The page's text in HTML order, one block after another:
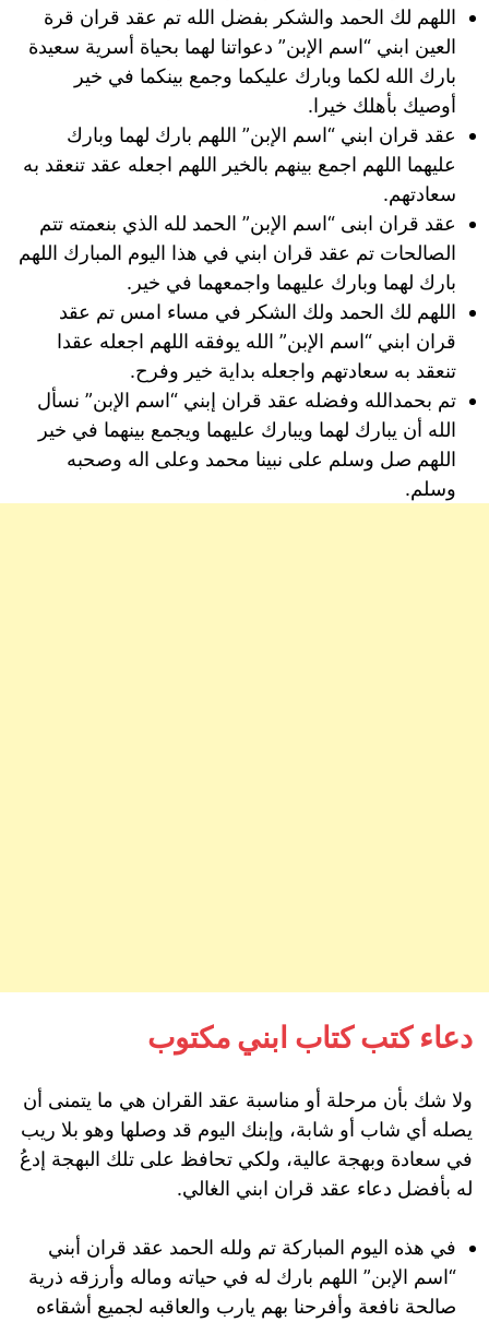
اللهم لك الحمد والشكر بفضل الله تم عقد قران قرة
العين ابني “اسم الإبن” دعواتنا لهما بحياة أسرية سعيدة
بارك الله لكما وبارك عليكما وجمع بينكما في خير
أوصيك بأهلك خيرا.
عقد قران ابني “اسم الإبن” اللهم بارك لهما وبارك
عليهما اللهم اجمع بينهم بالخير اللهم اجعله عقد تنعقد به
سعادتهم.
عقد قران ابنى “اسم الإبن” الحمد لله الذي بنعمته تتم
الصالحات تم عقد قران ابني في هذا اليوم المبارك اللهم
بارك لهما وبارك عليهما واجمعهما في خير.
اللهم لك الحمد ولك الشكر في مساء امس تم عقد
قران ابني “اسم الإبن” الله يوفقه اللهم اجعله عقدا
تنعقد به سعادتهم واجعله بداية خير وفرح.
تم بحمدالله وفضله عقد قران إبني “اسم الإبن” نسأل
الله أن يبارك لهما ويبارك عليهما ويجمع بينهما في خير
اللهم صل وسلم على نبينا محمد وعلى اله وصحبه
وسلم.
دعاء كتب كتاب ابني مكتوب
ولا شك بأن مرحلة أو مناسبة عقد القران هي ما يتمنى أن
يصله أي شاب أو شابة، وإبنك اليوم قد وصلها وهو بلا ريب
في سعادة وبهجة عالية، ولكي تحافظ على تلك البهجة إدعُ
له بأفضل دعاء عقد قران ابني الغالي.
في هذه اليوم المباركة تم ولله الحمد عقد قران أبني
“اسم الإبن” اللهم بارك له في حياته وماله وأرزقه ذرية
صالحة نافعة وأفرحنا بهم يارب والعاقبه لجميع أشقاءه